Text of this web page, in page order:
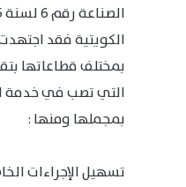
الكويتية فقد
بمختلف قطاعاتها
التي تصب في خدمة
بمجملها ومنها :
تسهيل الإجراءات